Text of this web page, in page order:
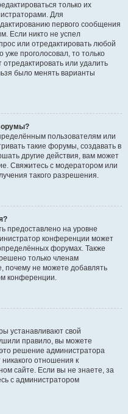
только их
Для
первого сообщения
Если никто не успел
или отредактировать любой
уже проголосовал, то только
или удалить
было менять варианты
пользователям или
такие форумы, создавать в
другие действия, вам может
Свяжитесь с модератором или
такого разрешения.
предоставлено на уровне
конференции может
форумах. Также
только членам
почему не можете добавлять
конференции.
устанавливают свой
правило, вы можете
решение администратора
отношения к
сайте. Если вы не знаете, за
с администратором